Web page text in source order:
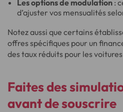
Les options de modulation :
d’ajuster vos mensualités
Notez aussi que certains
offres spécifiques pour un
des taux réduits pour les
Faites des
avant de souscrire